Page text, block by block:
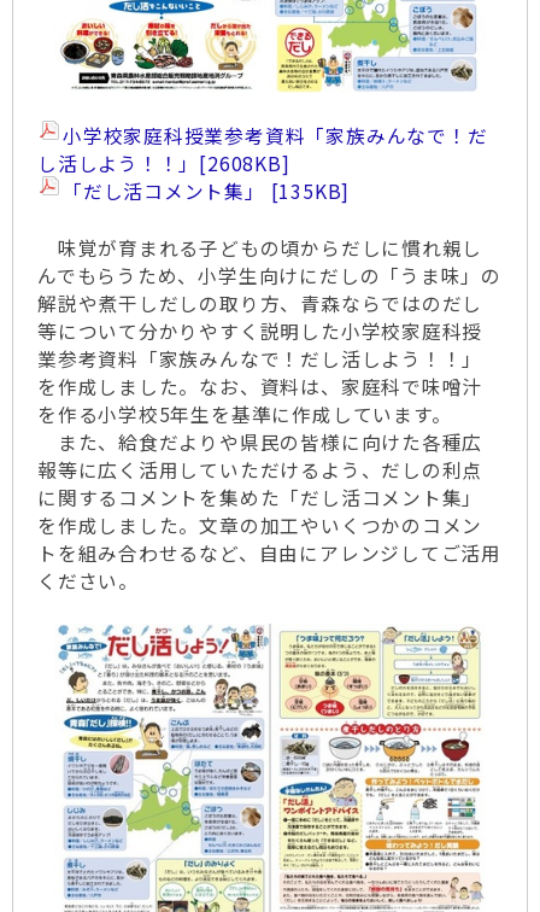
小学校家庭科授業参考資料「家族みんなで！だ
し活しよう！！」 [2608KB]
「だし活コメント集」
135KB
味覚が育まれる子どもの頃からだしに慣れ親し
んでもらうため、小学生向けにだしの「うま味」の
解説や煮干しだしの取り方、青森ならではのだし
等について分かりやすく説明した小学校家庭科授
業参考資料「家族みんなで！だし活しよう！！」
を作成しました。なお、資料は、家庭科で味噌汁
を作る小学校5年生を基準に作成しています。
また、給食だよりや県民の皆様に向けた各種広
報等に広く活用していただけるよう、だしの利点
に関するコメントを集めた「だし活コメント集」
を作成しました。文章の加工やいくつかのコメン
トを組み合わせるなど、自由にアレンジしてご活用
ください。